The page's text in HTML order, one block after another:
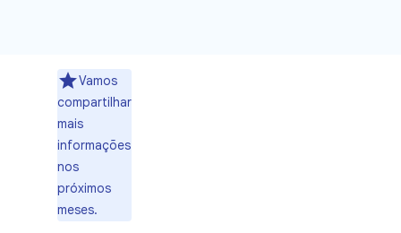
Vamos
compartilhar
mais
informações
nos
próximos
meses.